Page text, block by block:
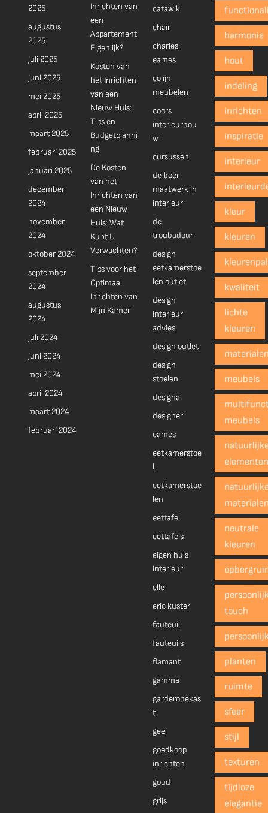
2025
augustus
2025
juli 2025
juni 2025
mei 2025
april 2025
maart 2025
februari 2025
januari 2025
december
2024
november
2024
oktober 2024
september
2024
augustus
2024
juli 2024
juni 2024
mei 2024
april 2024
maart 2024
februari 2024
Inrichten van
een
Appartement
Eigenlijk?
Kosten van
het Inrichten
van een
Nieuw Huis:
Tips en
Budgetplanni
ng
De Kosten
van het
Inrichten van
een Nieuw
Huis: Wat
Kunt U
Verwachten?
Tips voor het
Optimaal
Inrichten van
Mijn Kamer
catawiki
chair
charles
eames
colijn
meubelen
coors
interieurbou
w
cursussen
de boer
maatwerk in
interieur
de
troubadour
design
eetkamerstoe
len outlet
design
interieur
advies
design outlet
design
stoelen
designa
designer
eames
eetkamerstoe
l
eetkamerstoe
len
eettafel
eettafels
eigen huis
interieur
elle
eric kuster
fauteuil
fauteuils
flamant
gamma
garderobekas
t
geel
goedkoop
inrichten
goud
grijs
harmonie
hout
indeling
inrichten
inspiratie
interieur
kleur
kleuren
kwaliteit
lichte
kleuren
meubels
meubels
neutrale
kleuren
touch
planten
ruimte
sfeer
stijl
texturen
tijdloze
elegantie